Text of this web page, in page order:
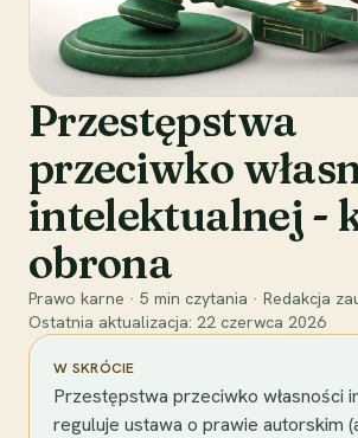
Przestępstwa
przeciwko
intelektualnej -
obrona
Prawo karne · 5 min czytania · Redakcja
Ostatnia aktualizacja: 22 czerwca 2026
W SKRÓCIE
Przestępstwa przeciwko własności
reguluje ustawa o prawie autorskim